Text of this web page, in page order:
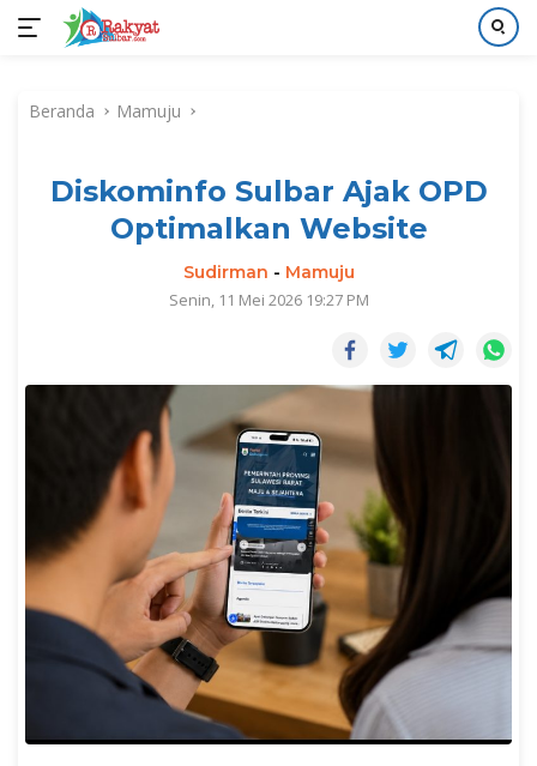
kontenBeranda Mamuju
Diskominfo Sulbar Ajak OPD
Optimalkan Website
Sudirman - Mamuju
Senin, 11 Mei 2026 19:27 PM